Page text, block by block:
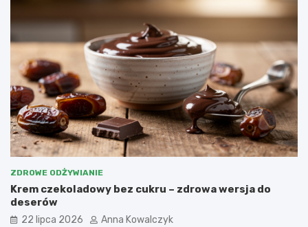
ZDROWE ODŻYWIANIE
Krem czekoladowy bez cukru – zdrowa wersja do
deserów
22 lipca 2026 Anna Kowalczyk